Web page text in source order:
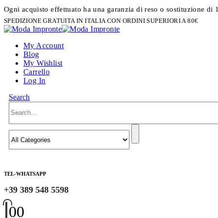
Ogni acquisto effettuato ha una garanzia di reso o sostituzione di
SPEDIZIONE GRATUITA IN ITALIA CON ORDINI SUPERIORI A 80€
My Account
Blog
My Wishlist
Carrello
Log In
Search
TEL-WHATSAPP
+39 389 548 5598
00